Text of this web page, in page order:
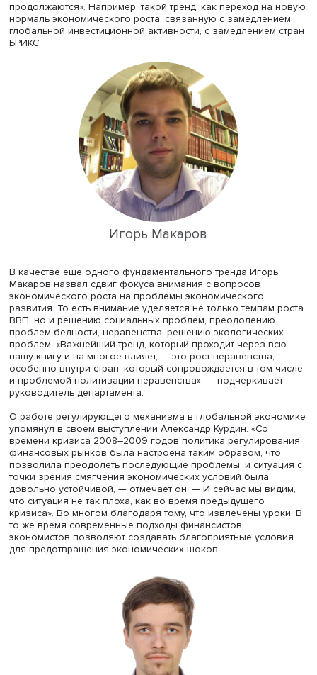
«Сейчас, после выхода книги, мы думаем, не устарело
то, что там написано, поскольку события менялись
динамично», — говорит Игорь Макаров. «В мировой
экономике за последний год произошли кардинальные
изменения, — отмечает он. — Тем не менее мы считаем:
мы написали, не устарело. Мы пытались в этой книге
не текущие события, а некоторые фундаментальные
Мы исходим из того, что фундаментальные тренды
или усилились после рецессии 2008–2009 годов, и они
продолжаются». Например, такой тренд, как переход
нормаль экономического роста, связанную с
глобальной инвестиционной активности, с
В качестве еще одного фундаментального тренда
Макаров назвал сдвиг фокуса внимания с вопросов
экономического роста на проблемы экономического
развития. То есть внимание уделяется не только
ВВП, но и решению социальных проблем, преодолению
проблем бедности, неравенства, решению
проблем. «Важнейший тренд, который проходит через
нашу книгу и на многое влияет, — это рост неравенства,
и проблемой политизации неравенства», —
руководитель департамента.
О работе регулирующего механизма в глобальной
упомянул в своем выступлении Александр Курдин. «Со
времени кризиса 2008–2009 годов политика
финансовых рынков была настроена таким образом,
позволила преодолеть последующие проблемы, и